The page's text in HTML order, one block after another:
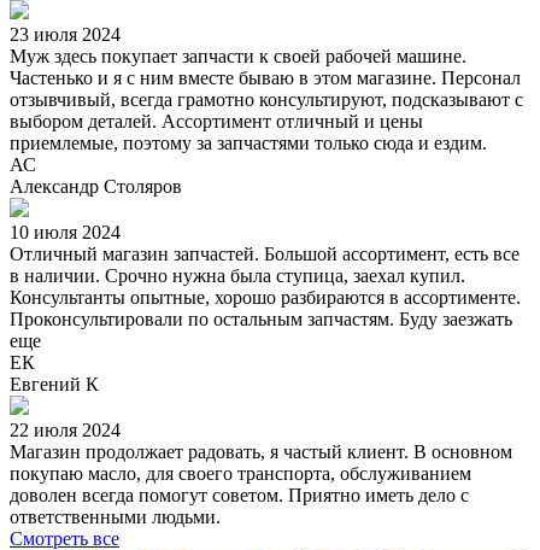
23 июля 2024
Муж здесь покупает запчасти к своей рабочей машине.
Частенько и я с ним вместе бываю в этом магазине. Персонал
отзывчивый, всегда грамотно консультируют, подсказывают с
выбором деталей. Ассортимент отличный и цены
приемлемые, поэтому за запчастями только сюда и ездим.
АС
Александр Столяров
10 июля 2024
Отличный магазин запчастей. Большой ассортимент, есть все
в наличии. Срочно нужна была ступица, заехал купил.
Консультанты опытные, хорошо разбираются в ассортименте.
Проконсультировали по остальным запчастям. Буду заезжать
еще
ЕК
Евгений К
22 июля 2024
Магазин продолжает радовать, я частый клиент. В основном
покупаю масло, для своего транспорта, обслуживанием
доволен всегда помогут советом. Приятно иметь дело с
ответственными людьми.
Смотреть все